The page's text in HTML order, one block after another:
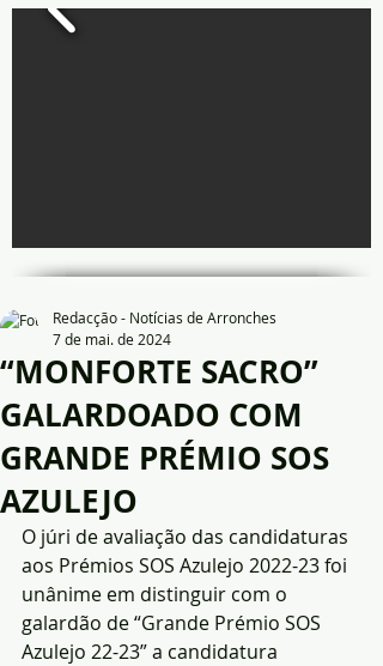
“MONFORTE SACRO”
GALARDOADO COM
GRANDE PRÉMIO SOS
AZULEJO
Redacção - Notícias de Arronches
7 de mai. de 2024
O júri de avaliação das candidaturas
aos Prémios SOS Azulejo 2022-23 foi
unânime em distinguir com o
galardão de “Grande Prémio SOS
Azulejo 22-23” a candidatura